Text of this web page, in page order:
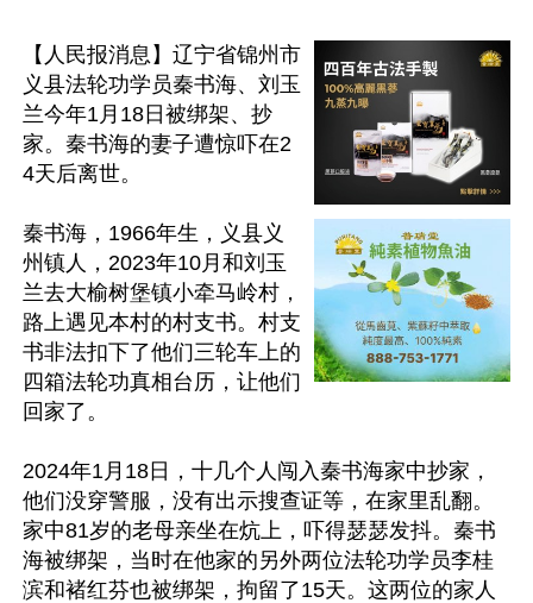
【人民报消息】辽宁省锦州市
义县法轮功学员秦书海、刘玉
兰今年1月18日被绑架、抄
家。秦书海的妻子遭惊吓在2
4天后离世。
秦书海，1966年生，义县义
州镇人，2023年10月和刘玉
兰去大榆树堡镇小牵马岭村，
路上遇见本村的村支书。村支
书非法扣下了他们三轮车上的
四箱法轮功真相台历，让他们
回家了。
2024年1月18日，十几个人闯入秦书海家中抄家，
他们没穿警服，没有出示搜查证等，在家里乱翻。
家中81岁的老母亲坐在炕上，吓得瑟瑟发抖。秦书
海被绑架，当时在他家的另外两位法轮功学员李桂
滨和褚红芬也被绑架，拘留了15天。这两位的家人